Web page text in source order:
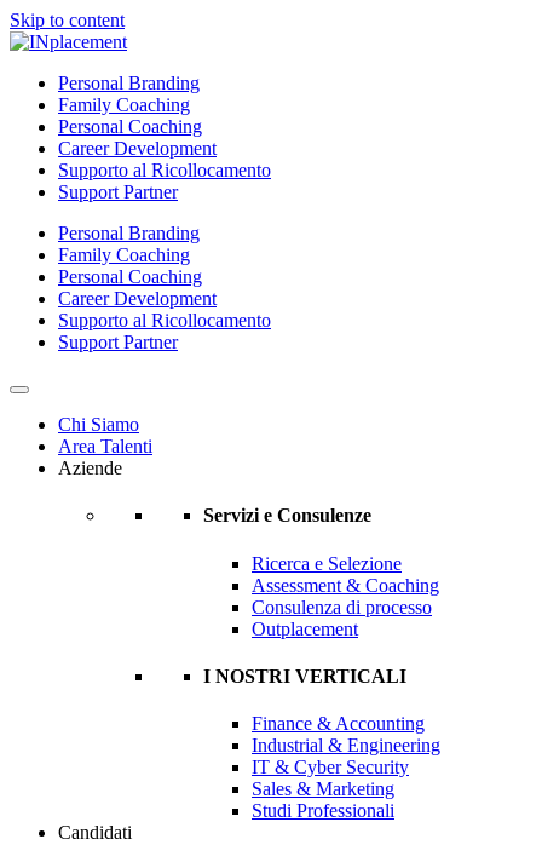
Skip to content
Personal Branding
Family Coaching
Personal Coaching
Career Development
Supporto al Ricollocamento
Support Partner
Personal Branding
Family Coaching
Personal Coaching
Career Development
Supporto al Ricollocamento
Support Partner
Chi Siamo
Area Talenti
Aziende
Servizi e Consulenze
Ricerca e Selezione
Assessment & Coaching
Consulenza di processo
Outplacement
I NOSTRI VERTICALI
Finance & Accounting
Industrial & Engineering
IT & Cyber Security
Sales & Marketing
Studi Professionali
Candidati